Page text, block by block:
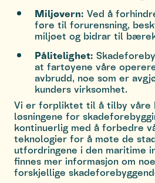
Miljøvern: Ved å
føre til forurensning,
miljøet og bidrar til
Pålitelighet:
at fartøyene våre
avbrudd, noe som er
kunders virksomhet.
Vi er forpliktet til å tilby våre
løsningene for
kontinuerlig med å forbedre
teknologier for å møte de
utfordringene i den maritime
finnes mer informasjon om
forskjellige